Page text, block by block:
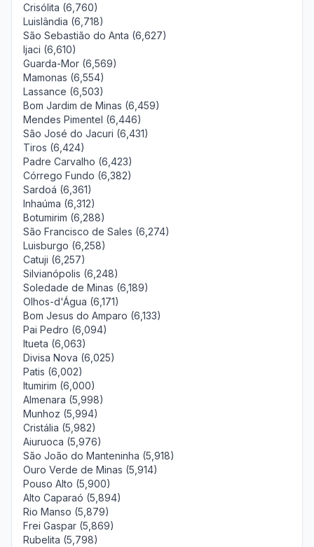
Crisólita (6,760)
Luislândia (6,718)
São Sebastião do Anta (6,627)
Ijaci (6,610)
Guarda-Mor (6,569)
Mamonas (6,554)
Lassance (6,503)
Bom Jardim de Minas (6,459)
Mendes Pimentel (6,446)
São José do Jacuri (6,431)
Tiros (6,424)
Padre Carvalho (6,423)
Córrego Fundo (6,382)
Sardoá (6,361)
Inhaúma (6,312)
Botumirim (6,288)
São Francisco de Sales (6,274)
Luisburgo (6,258)
Catuji (6,257)
Silvianópolis (6,248)
Soledade de Minas (6,189)
Olhos-d'Água (6,171)
Bom Jesus do Amparo (6,133)
Pai Pedro (6,094)
Itueta (6,063)
Divisa Nova (6,025)
Patis (6,002)
Itumirim (6,000)
Almenara (5,998)
Munhoz (5,994)
Cristália (5,982)
Aiuruoca (5,976)
São João do Manteninha (5,918)
Ouro Verde de Minas (5,914)
Pouso Alto (5,900)
Alto Caparaó (5,894)
Rio Manso (5,879)
Frei Gaspar (5,869)
Rubelita (5,798)